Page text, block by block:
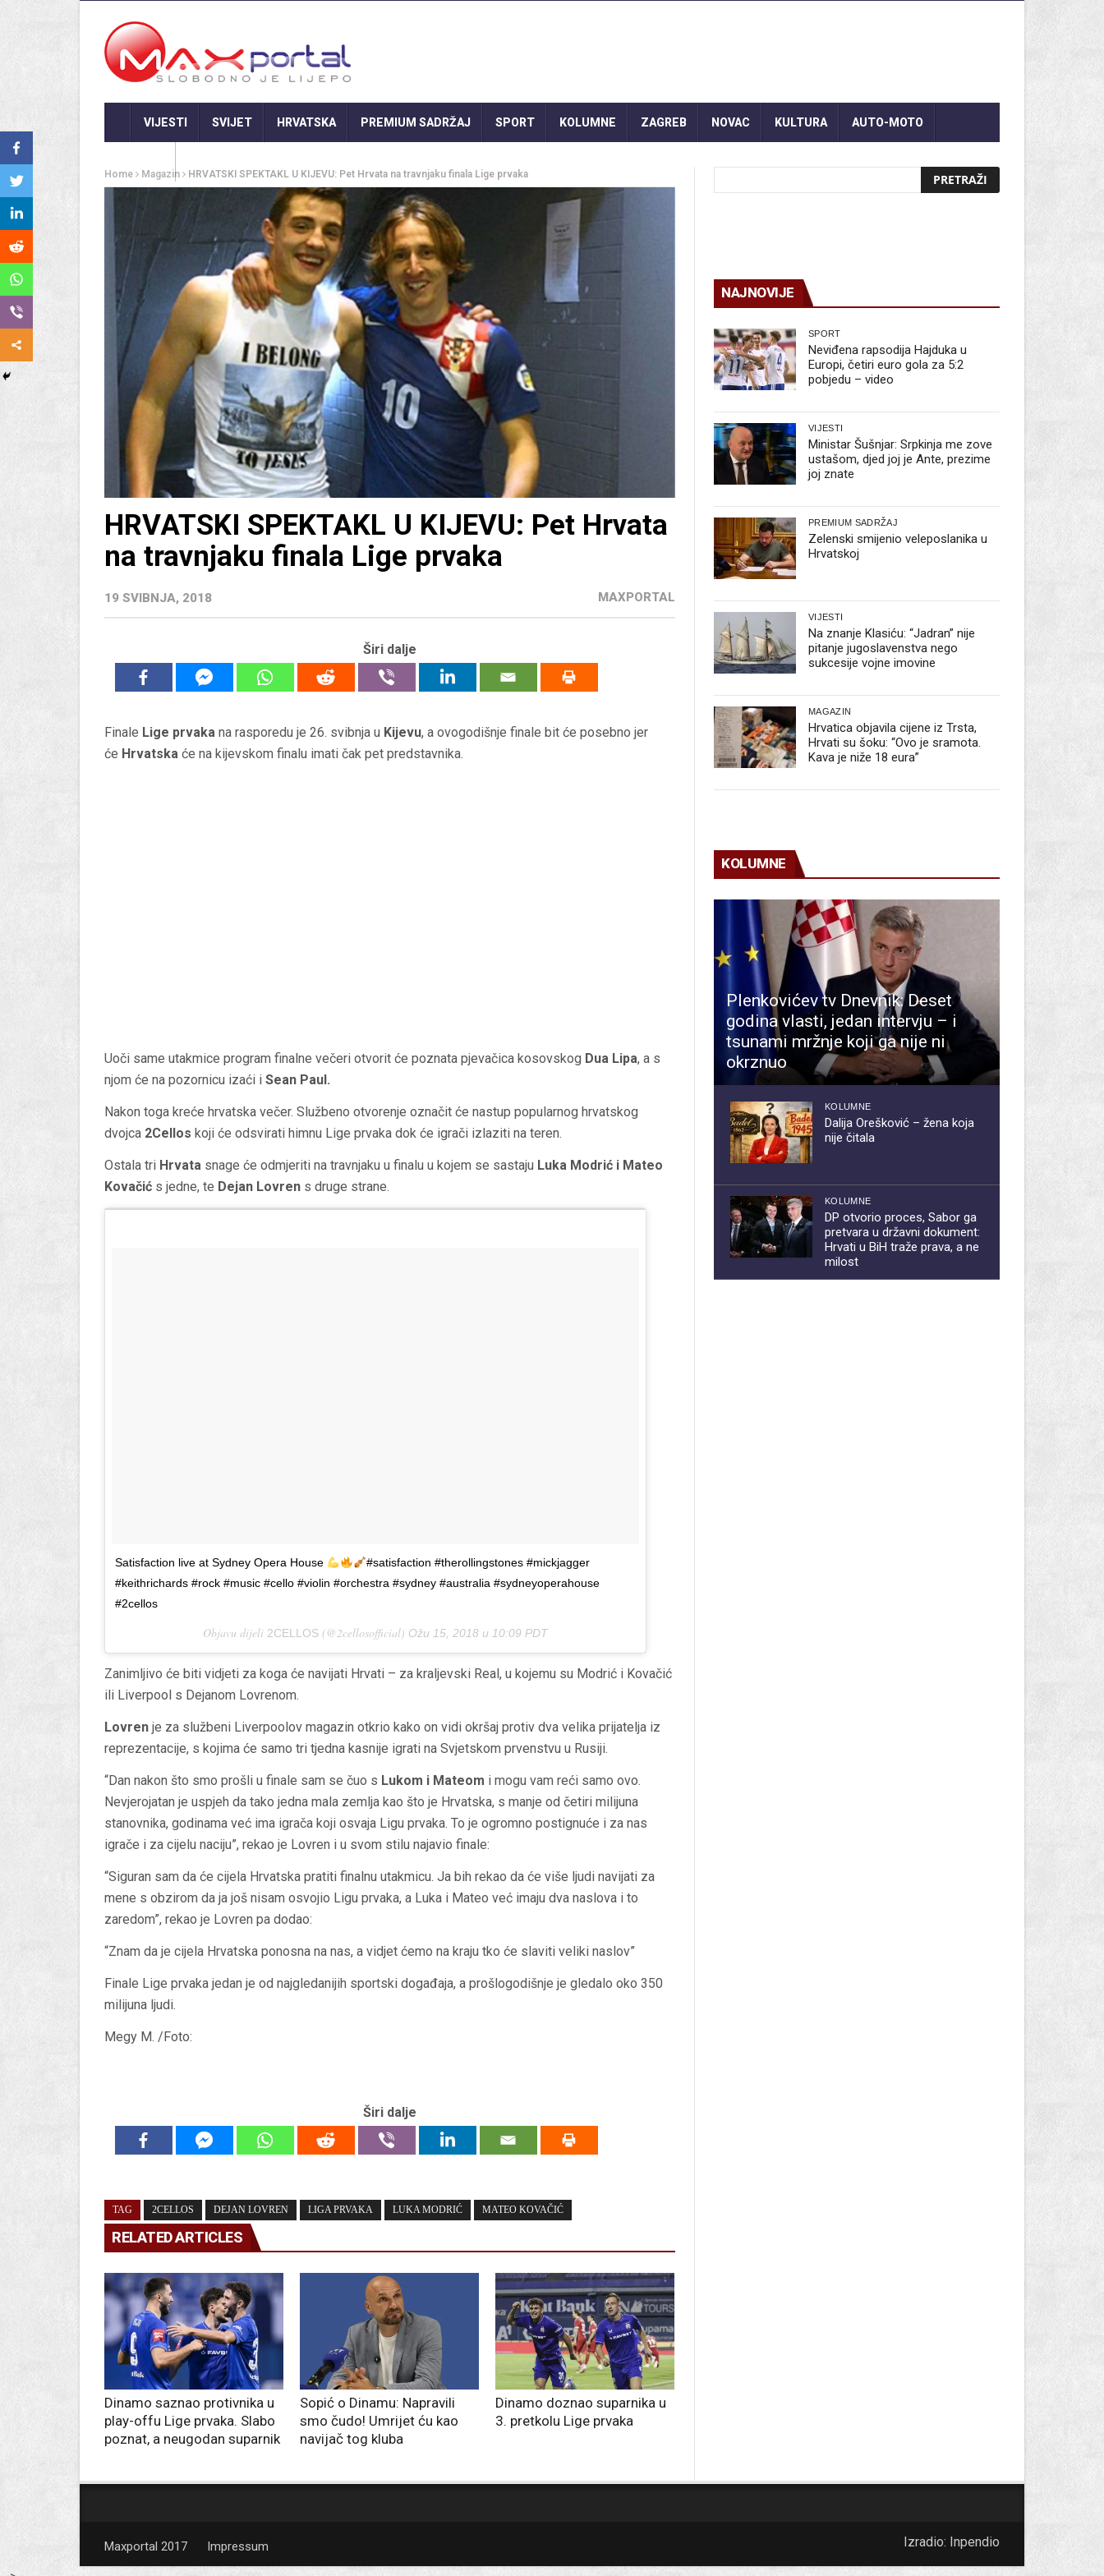
VIJESTI SVIJET HRVATSKA PREMIUM SADRŽAJ SPORT KOLUMNE ZAGREB NOVAC KULTURA AUTO-MOTO
Home Magazin HRVATSKI SPEKTAKL U KIJEVU: Pet Hrvata na travnjaku finala Lige prvaka
HRVATSKI SPEKTAKL U KIJEVU: Pet Hrvata
na travnjaku finala Lige prvaka
19 SVIBNJA, 2018 MAXPORTAL
Širi dalje
Finale Lige prvaka na rasporedu je 26. svibnja u Kijevu, a ovogodišnje finale bit će posebno jer
će Hrvatska će na kijevskom finalu imati čak pet predstavnika.
Uoči same utakmice program finalne večeri otvorit će poznata pjevačica kosovskog Dua Lipa, a s
njom će na pozornicu izaći i Sean Paul.
Nakon toga kreće hrvatska večer. Službeno otvorenje označit će nastup popularnog hrvatskog
dvojca 2Cellos koji će odsvirati himnu Lige prvaka dok će igrači izlaziti na teren.
Ostala tri Hrvata snage će odmjeriti na travnjaku u finalu u kojem se sastaju Luka Modrić i Mateo
Kovačić s jedne, te Dejan Lovren s druge strane.
Satisfaction live at Sydney Opera House
#satisfaction #therollingstones #mickjagger
#keithrichards #rock #music #cello #violin #orchestra #sydney #australia #sydneyoperahouse
#2cellos
Objavu dijeli 2CELLOS (@2cellosofficial) Ožu 15, 2018 u 10:09 PDT
Zanimljivo će biti vidjeti za koga će navijati Hrvati – za kraljevski Real, u kojemu su Modrić i Kovačić
ili Liverpool s Dejanom Lovrenom.
Lovren je za službeni Liverpoolov magazin otkrio kako on vidi okršaj protiv dva velika prijatelja iz
reprezentacije, s kojima će samo tri tjedna kasnije igrati na Svjetskom prvenstvu u Rusiji.
“Dan nakon što smo prošli u finale sam se čuo s Lukom i Mateom i mogu vam reći samo ovo.
Nevjerojatan je uspjeh da tako jedna mala zemlja kao što je Hrvatska, s manje od četiri milijuna
stanovnika, godinama već ima igrača koji osvaja Ligu prvaka. To je ogromno postignuće i za nas
igrače i za cijelu naciju”, rekao je Lovren i u svom stilu najavio finale:
“Siguran sam da će cijela Hrvatska pratiti finalnu utakmicu. Ja bih rekao da će više ljudi navijati za
mene s obzirom da ja još nisam osvojio Ligu prvaka, a Luka i Mateo već imaju dva naslova i to
zaredom”, rekao je Lovren pa dodao:
“Znam da je cijela Hrvatska ponosna na nas, a vidjet ćemo na kraju tko će slaviti veliki naslov”
Finale Lige prvaka jedan je od najgledanijih sportski događaja, a prošlogodišnje je gledalo oko 350
milijuna ljudi.
Megy M. /Foto:
Širi dalje
TAG 2CELLOS DEJAN LOVREN LIGA PRVAKA LUKA MODRIĆ MATEO KOVAČIĆ
RELATED ARTICLES
Dinamo saznao protivnika u
play-offu Lige prvaka. Slabo
poznat, a neugodan suparnik
Sopić o Dinamu: Napravili
smo čudo! Umrijet ću kao
navijač tog kluba
Dinamo doznao suparnika u
3. pretkolu Lige prvaka
NAJNOVIJE
SPORT
Neviđena rapsodija Hajduka u
Europi, četiri euro gola za 5:2
pobjedu – video
VIJESTI
Ministar Šušnjar: Srpkinja me zove
ustašom, djed joj je Ante, prezime
joj znate
PREMIUM SADRŽAJ
Zelenski smijenio veleposlanika u
Hrvatskoj
VIJESTI
Na znanje Klasiću: “Jadran” nije
pitanje jugoslavenstva nego
sukcesije vojne imovine
MAGAZIN
Hrvatica objavila cijene iz Trsta,
Hrvati su šoku: “Ovo je sramota.
Kava je niže 18 eura”
KOLUMNE
Plenkovićev tv Dnevnik: Deset
godina vlasti, jedan intervju – i
tsunami mržnje koji ga nije ni
okrznuo
KOLUMNE
Dalija Orešković – žena koja
nije čitala
KOLUMNE
DP otvorio proces, Sabor ga
pretvara u državni dokument:
Hrvati u BiH traže prava, a ne
milost
Maxportal 2017 Impressum Izradio: Inpendio